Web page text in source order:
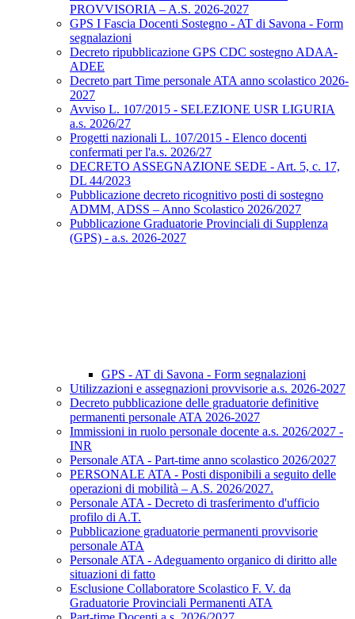
PROVVISORIA – A.S. 2026-2027
GPS I Fascia Docenti Sostegno - AT di Savona - Form
segnalazioni
Decreto ripubblicazione GPS CDC sostegno ADAA-
ADEE
Decreto part Time personale ATA anno scolastico 2026-
2027
Avviso L. 107/2015 - SELEZIONE USR LIGURIA
a.s. 2026/27
Progetti nazionali L. 107/2015 - Elenco docenti
confermati per l'a.s. 2026/27
DECRETO ASSEGNAZIONE SEDE - Art. 5, c. 17,
DL 44/2023
Pubblicazione decreto ricognitivo posti di sostegno
ADMM, ADSS – Anno Scolastico 2026/2027
Pubblicazione Graduatorie Provinciali di Supplenza
(GPS) - a.s. 2026-2027
GPS - AT di Savona - Form segnalazioni
Utilizzazioni e assegnazioni provvisorie a.s. 2026-2027
Decreto pubblicazione delle graduatorie definitive
permanenti personale ATA 2026-2027
Immissioni in ruolo personale docente a.s. 2026/2027 -
INR
Personale ATA - Part-time anno scolastico 2026/2027
PERSONALE ATA - Posti disponibili a seguito delle
operazioni di mobilità – A.S. 2026/2027.
Personale ATA - Decreto di trasferimento d'ufficio
profilo di A.T.
Pubblicazione graduatorie permanenti provvisorie
personale ATA
Personale ATA - Adeguamento organico di diritto alle
situazioni di fatto
Esclusione Collaboratore Scolastico F. V. da
Graduatorie Provinciali Permanenti ATA